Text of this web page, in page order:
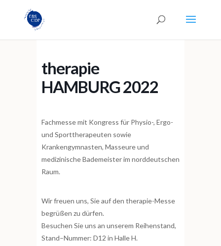
therapie
HAMBURG 2022
Fachmesse mit Kongress für Physio-, Ergo-
und Sporttherapeuten sowie
Krankengymnasten, Masseure und
medizinische Bademeister im norddeutschen
Raum.
Wir freuen uns, Sie auf den therapie-Messe
begrüßen zu dürfen.
Besuchen Sie uns an unserem Reihenstand,
Stand–Nummer: D12 in Halle H.